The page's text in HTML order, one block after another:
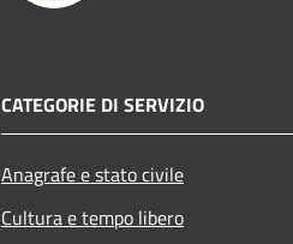
CATEGORIE DI SERVIZIO
Anagrafe e stato civile
Cultura e tempo libero